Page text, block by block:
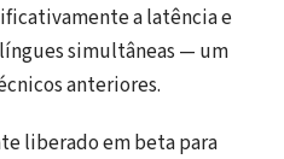
a latência e
simultâneas — um
anteriores.
liberado em beta para